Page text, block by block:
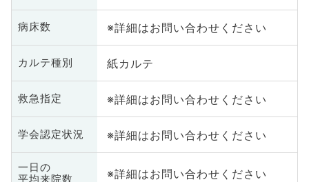
病床数 ※詳細はお問い合わせください
カルテ種別 紙カルテ
救急指定 ※詳細はお問い合わせください
学会認定状況 ※詳細はお問い合わせください
一日の
※詳細はお問い合わせください